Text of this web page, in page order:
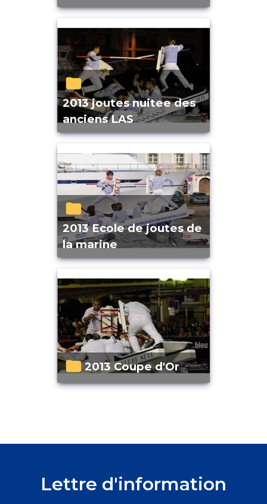
2013 joutes nuitee des
anciens LAS
2013 Ecole de joutes de
la marine
2013 Coupe d'Or
Lettre d'information